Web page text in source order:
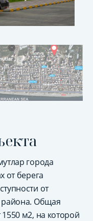
города
от берега
от
района. Общая
м2, на которой